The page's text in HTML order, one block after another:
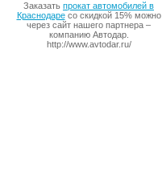
Заказать прокат автомобилей в
Краснодаресо скидкой 15% можно
через сайт нашего партнера –
компанию Автодар.
http://www.avtodar.ru/